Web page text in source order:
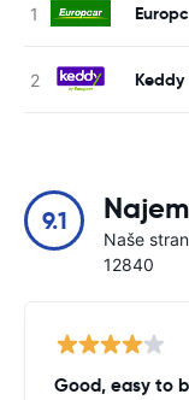
Keddy
9.1
Naše
12840
Good, easy to